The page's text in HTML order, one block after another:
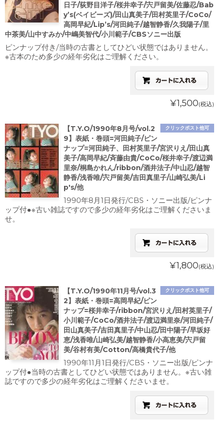
日子/荻野目洋子/桜井幸子/宍戸留美/佐藤忍/Bab
y’s(ベイビーズ)/田山真美子/田村英里子/CoCo/
高岡早紀/Lip’s/河田純子/越智静香/久我陽子/里
中茶美/山中すみか/中嶋美智代/小川範子/CBSソニー出版
ピンナップ付き/当時の古書としてひどい状態ではありません。
※古本のため多少の経年劣化はご理解ください。
¥1,500(税込)
クリックポスト他可
【T.Y.O/1990年8月号/vol.2
9】表紙・巻頭=河田純子/ピン
ナップ=河田純子、田村英里子/宮沢りえ/田山真
美子/高岡早紀/斉藤由貴/CoCo/桜井幸子/渡辺満
里奈/桐島かれん/ribbon/酒井法子/中山忍/越智
静香/浅香唯/宍戸留美/吉田真里子/山崎弘美/Li
p's/他
1990年8月1日発行/CBS・ソニー出版/ピンナ
ップ付●※古い雑誌ですので多少の経年劣化はご理解くださいま
せ。
¥1,800(税込)
クリックポスト他可
【T.Y.O/1990年11月号/vol.3
2】表紙・巻頭=高岡早紀/ピン
ナップ=桜井幸子/ribbon/宮沢りえ/田村英里子/
小川範子/CoCo/酒井法子/渡辺満里奈/河田純子/
田山真美子/吉田真里子/中山忍/田中陽子/早坂好
恵/浅香唯/山崎弘美/越智静香/小高恵美/宍戸留
美/谷村有美/Cotton/高橋貴代子/他
1990年11月1日発行/CBS・ソニー出版/ピンナ
ップ付●当時の古書としてひどい状態ではありません。※古い雑
誌ですので多少の経年劣化はご理解くださいませ。